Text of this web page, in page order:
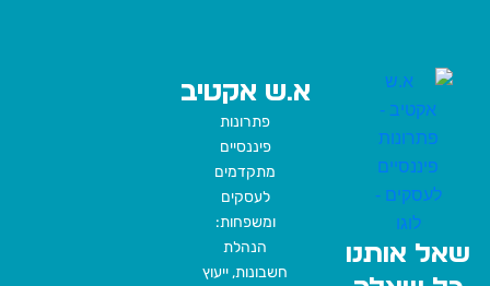
שאל אותנו
א.ש אקטיב
פתרונות
פיננסיים
מתקדמים
לעסקים
ומשפחות:
הנהלת
חשבונות, ייעוץ